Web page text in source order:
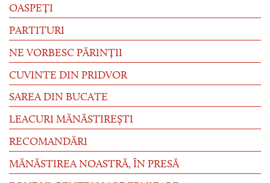
OASPEȚI
PARTITURI
NE VORBESC PĂRINȚII
CUVINTE DIN PRIDVOR
SAREA DIN BUCATE
LEACURI MĂNĂSTIREȘTI
RECOMANDĂRI
MĂNĂSTIREA NOASTRĂ, ÎN PRESĂ